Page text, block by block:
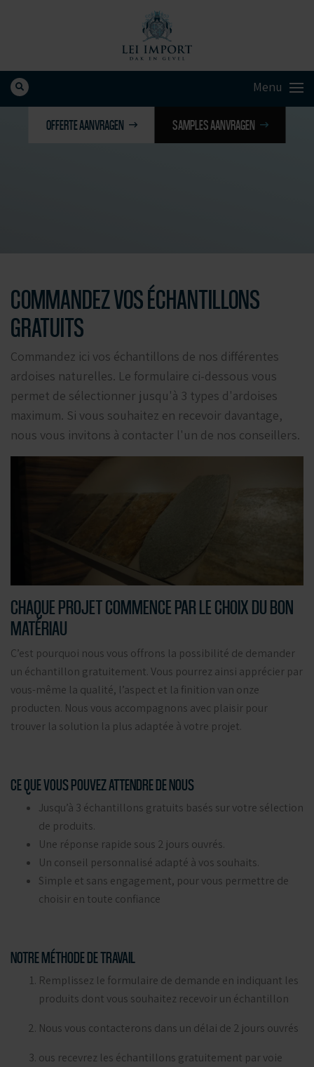
OFFERTE AANVRAGEN SAMPLES AANVRAGEN
COMMANDEZ VOS ÉCHANTILLONS
GRATUITS
Commandez ici vos échantillons de nos différentes
ardoises naturelles. Le formulaire ci-dessous vous
permet de sélectionner jusqu'à 3 types d'ardoises
maximum. Si vous souhaitez en recevoir davantage,
nous vous invitons à contacter l'un de nos conseillers.
CHAQUE PROJET COMMENCE PAR LE CHOIX DU BON
MATÉRIAU
C’est pourquoi nous vous offrons la possibilité de demander
un échantillon gratuitement. Vous pourrez ainsi apprécier par
vous-même la qualité, l’aspect et la finition van onze
producten. Nous vous accompagnons avec plaisir pour
trouver la solution la plus adaptée à votre projet.
CE QUE VOUS POUVEZ ATTENDRE DE NOUS
Jusqu’à 3 échantillons gratuits basés sur votre sélection
de produits.
Une réponse rapide sous 2 jours ouvrés.
Un conseil personnalisé adapté à vos souhaits.
Simple et sans engagement, pour vous permettre de
choisir en toute confiance
NOTRE MÉTHODE DE TRAVAIL
Remplissez le formulaire de demande en indiquant les
produits dont vous souhaitez recevoir un échantillon
Nous vous contacterons dans un délai de 2 jours ouvrés
ous recevrez les échantillons gratuitement par voie